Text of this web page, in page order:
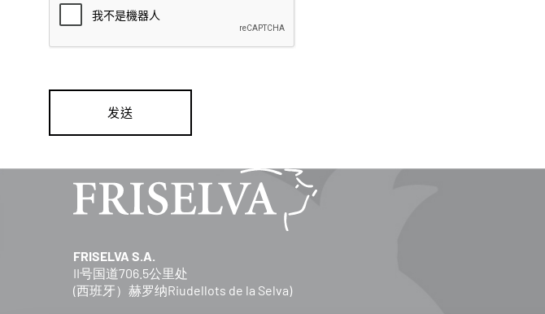
FRISELVA S.A.
II号国道706.5公里处
(西班牙）赫罗纳Riudellots de la Selva)